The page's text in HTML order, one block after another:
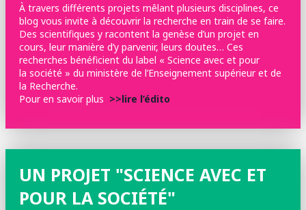
À travers différents projets mêlant plusieurs disciplines, ce
blog vous invite à découvrir la recherche en train de se faire.
Des scientifiques y racontent la genèse d’un projet en
cours, leur manière d’y parvenir, leurs doutes… Ces
recherches bénéficient du label « Science avec et pour
la société » du ministère de l’Enseignement supérieur et de
la Recherche.
Pour en savoir plus >>lire l’édito
UN PROJET "SCIENCE AVEC ET
POUR LA SOCIÉTÉ"